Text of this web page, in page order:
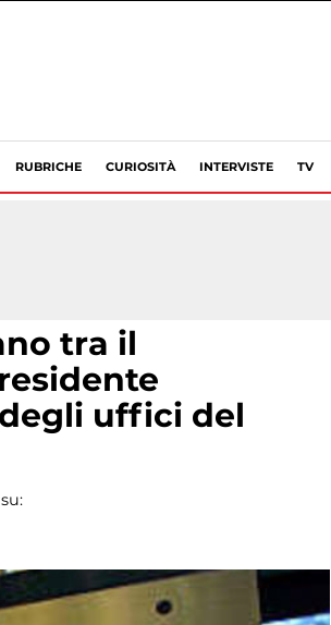
RUBRICHE CURIOSITÀ INTERVISTE TV
tra il
uffici del